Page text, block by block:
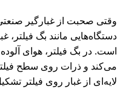
وقتی صحبت از غبارگیر
دستگاه‌هایی مانند بگ فیلتر،
است. در بگ فیلتر، هوای
می‌کند و ذرات روی سطح
لایه‌ای از غبار روی فیلتر